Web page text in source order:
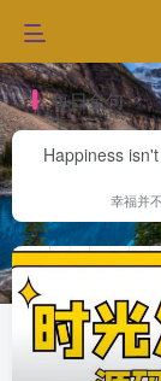
每日金句
Happiness
幸福并